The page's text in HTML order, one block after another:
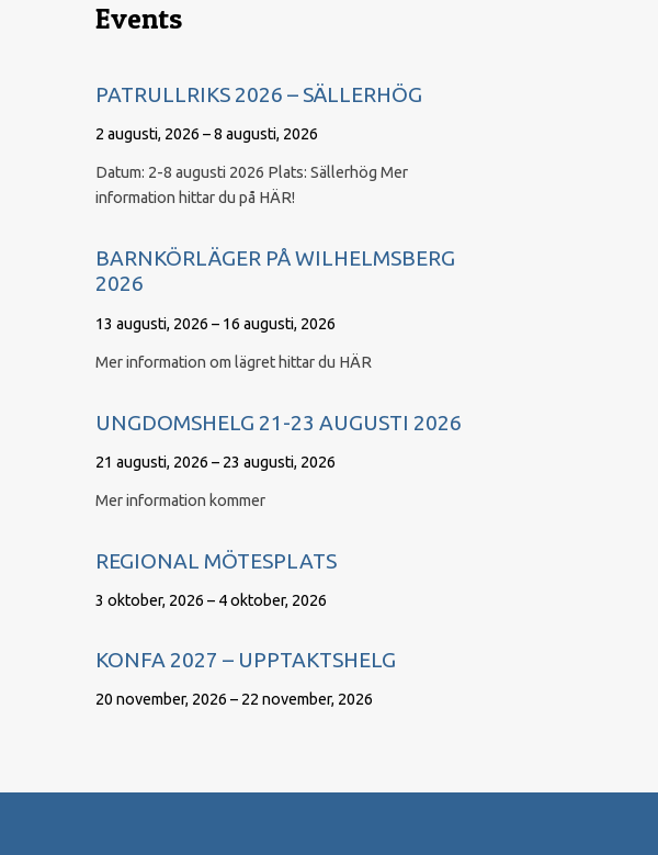
Events
PATRULLRIKS 2026 – SÄLLERHÖG
2 augusti, 2026 – 8 augusti, 2026
Datum: 2-8 augusti 2026 Plats: Sällerhög Mer
information hittar du på HÄR!
BARNKÖRLÄGER PÅ WILHELMSBERG
2026
13 augusti, 2026 – 16 augusti, 2026
Mer information om lägret hittar du HÄR
UNGDOMSHELG 21-23 AUGUSTI 2026
21 augusti, 2026 – 23 augusti, 2026
Mer information kommer
REGIONAL MÖTESPLATS
3 oktober, 2026 – 4 oktober, 2026
KONFA 2027 – UPPTAKTSHELG
20 november, 2026 – 22 november, 2026